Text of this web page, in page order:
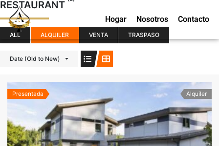
Hogar Nosotros Contacto
RESTAURANT
ALL ALQUILER VENTA TRASPASO
Date (Old to New)
Presentada Alquiler